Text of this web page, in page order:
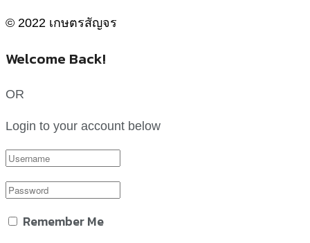
© 2022 เกษตรสัญจร
Welcome Back!
OR
Login to your account below
Remember Me